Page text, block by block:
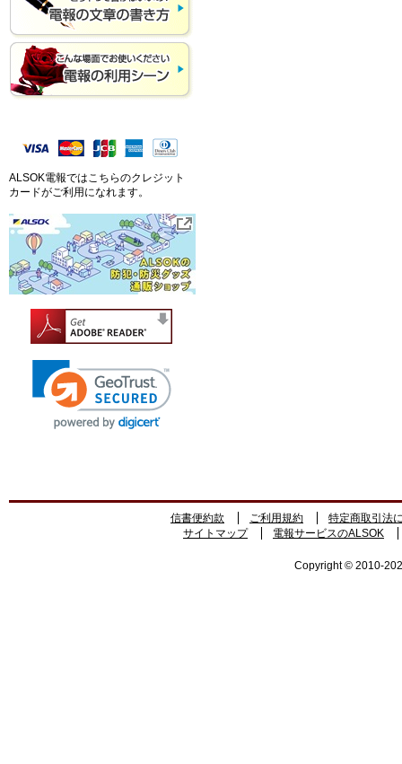
ALSOK電報ではこちらのクレジット
カードがご利用になれます。
信書便約款 ご利用規約
特定商取引法
サイトマップ
電報サービスのALSOK
Copyright © 2010-